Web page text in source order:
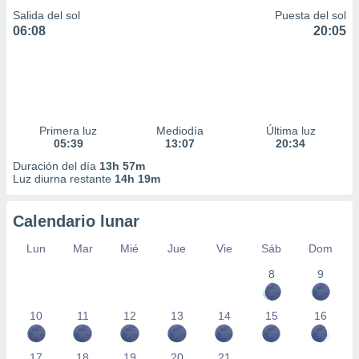
perfiles
uso de
contenido
medir el
del
de
de
uso de
Salida del sol
06:08
Puesta del sol
20:05
Primera luz
05:39
Mediodía
13:07
Última luz
20:34
Duración del día 13h 57m
Luz diurna restante 14h 19m
Calendario lunar
Lun Mar Mié Jue Vie Sáb
Dom
8
9
10 11 12 13 14 15 16